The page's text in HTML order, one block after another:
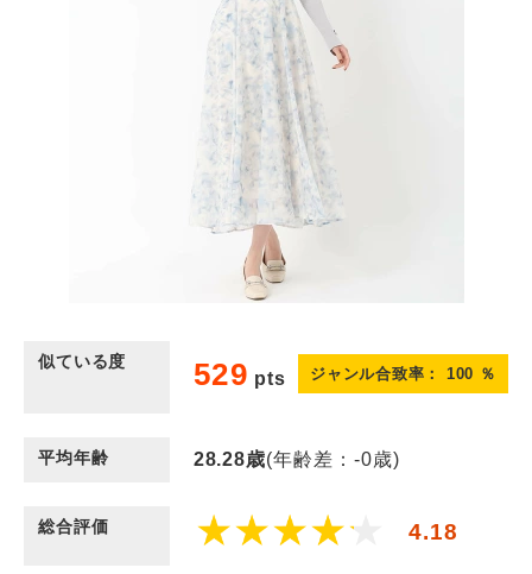
似ている度 529 pts ジャンル合致率： 100 ％
平均年齢 28.28歳(年齢差：-0歳)
総合評価 4.18